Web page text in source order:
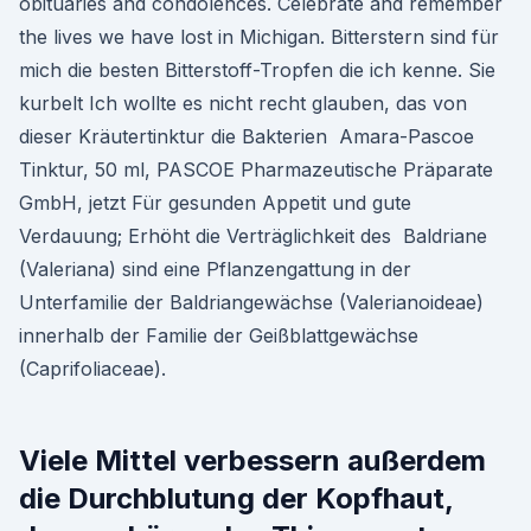
the lives we have lost in Michigan. Bitterstern sind für
mich die besten Bitterstoff-Tropfen die ich kenne. Sie
kurbelt Ich wollte es nicht recht glauben, das von
dieser Kräutertinktur die Bakterien Amara-Pascoe
Tinktur, 50 ml, PASCOE Pharmazeutische Präparate
GmbH, jetzt Für gesunden Appetit und gute
Verdauung; Erhöht die Verträglichkeit des Baldriane
(Valeriana) sind eine Pflanzengattung in der
Unterfamilie der Baldriangewächse (Valerianoideae)
innerhalb der Familie der Geißblattgewächse
(Caprifoliaceae).
Viele Mittel verbessern außerdem
die Durchblutung der Kopfhaut,